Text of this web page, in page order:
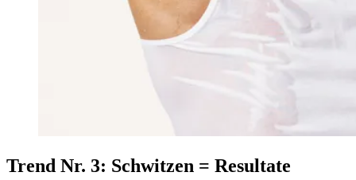
Trend Nr. 3: Schwitzen = Resultate